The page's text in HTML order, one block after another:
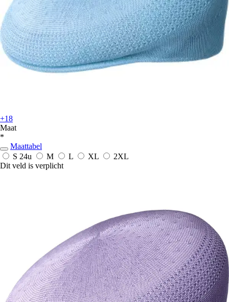
+18
Maat
*
Maattabel
S 24u M L XL
2XL
Dit veld is verplicht